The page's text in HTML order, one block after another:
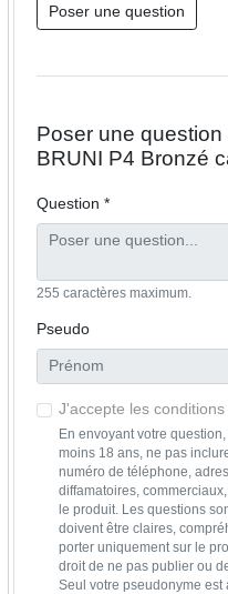
Poser une question
Poser une
BRUNI P4 Bronzé
Question *
255 caractères maximum.
Pseudo
J'accepte les
En envoyant votre
moins 18 ans, ne pas
numéro de téléphone,
diffamatoires,
le produit. Les questions
doivent être claires,
porter uniquement sur le
droit de ne pas publier ou
Seul votre pseudonyme